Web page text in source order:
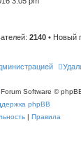
2140 • Новый
Software ©
phpBB
| Правила